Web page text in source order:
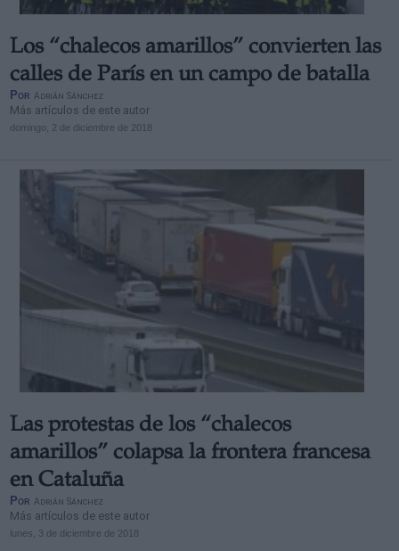
Los “chalecos amarillos” convierten las
calles de París en un campo de batalla
Por Adrián Sánchez
Más artículos de este autor
domingo, 2 de diciembre de 2018
Las protestas de los “chalecos
amarillos” colapsa la frontera francesa
en Cataluña
Por Adrián Sánchez
Más artículos de este autor
lunes, 3 de diciembre de 2018